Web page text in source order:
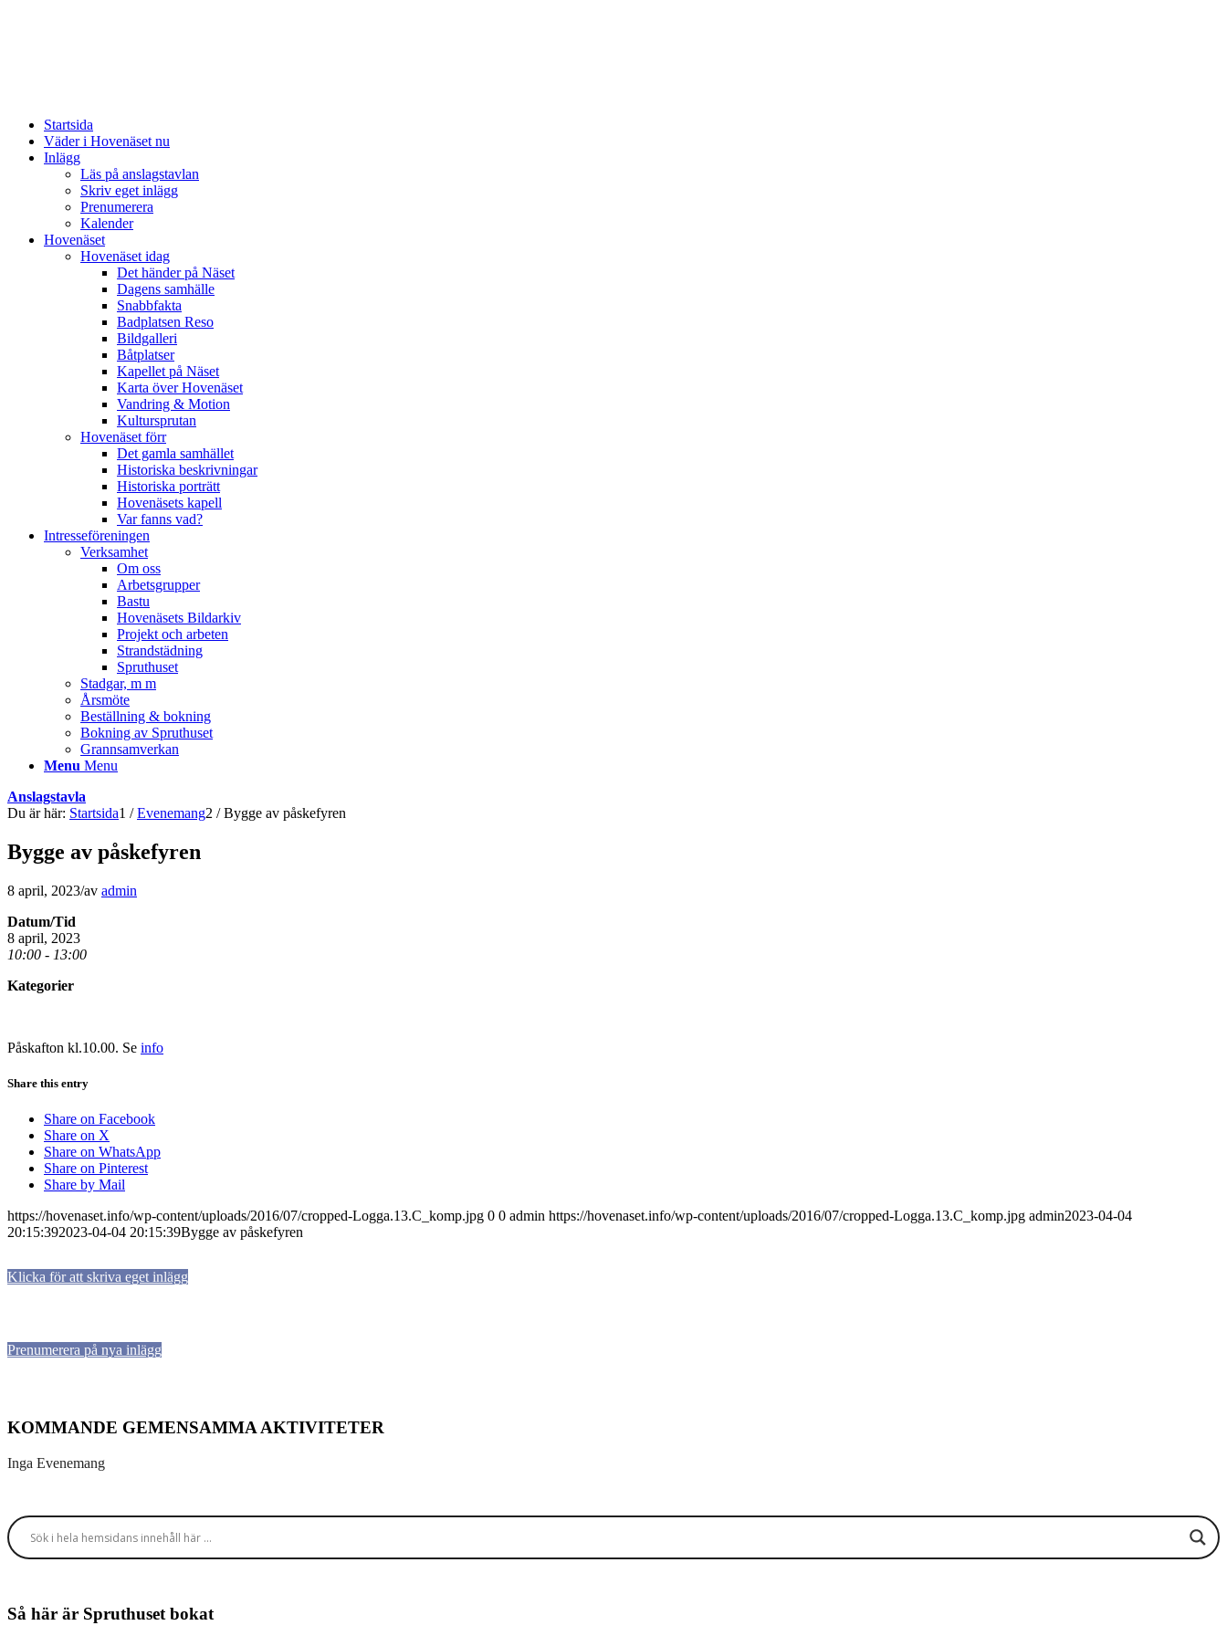
Startsida
Väder i Hovenäset nu
Inlägg
Läs på anslagstavlan
Skriv eget inlägg
Prenumerera
Kalender
Hovenäset
Hovenäset idag
Det händer på Näset
Dagens samhälle
Snabbfakta
Badplatsen Reso
Bildgalleri
Båtplatser
Kapellet på Näset
Karta över Hovenäset
Vandring & Motion
Kultursprutan
Hovenäset förr
Det gamla samhället
Historiska beskrivningar
Historiska porträtt
Hovenäsets kapell
Var fanns vad?
Intresseföreningen
Verksamhet
Om oss
Arbetsgrupper
Bastu
Hovenäsets Bildarkiv
Projekt och arbeten
Strandstädning
Spruthuset
Stadgar, m m
Årsmöte
Beställning & bokning
Bokning av Spruthuset
Grannsamverkan
Menu Menu
Anslagstavla
Du är här: Startsida1 / Evenemang2 / Bygge av påskefyren
Bygge av påskefyren
8 april, 2023/av admin
Datum/Tid
8 april, 2023
10:00 - 13:00
Kategorier
Påskafton kl.10.00. Se info
Share this entry
Share on Facebook
Share on X
Share on WhatsApp
Share on Pinterest
Share by Mail
https://hovenaset.info/wp-content/uploads/2016/07/cropped-Logga.13.C_komp.jpg 0 0 admin https://hovenaset.info/wp-content/uploads/2016/07/cropped-Logga.13.C_komp.jpg admin2023-04-04
20:15:392023-04-04 20:15:39Bygge av påskefyren
Klicka för att skriva eget inlägg
Prenumerera på nya inlägg
KOMMANDE GEMENSAMMA AKTIVITETER
Inga Evenemang
Så här är Spruthuset bokat